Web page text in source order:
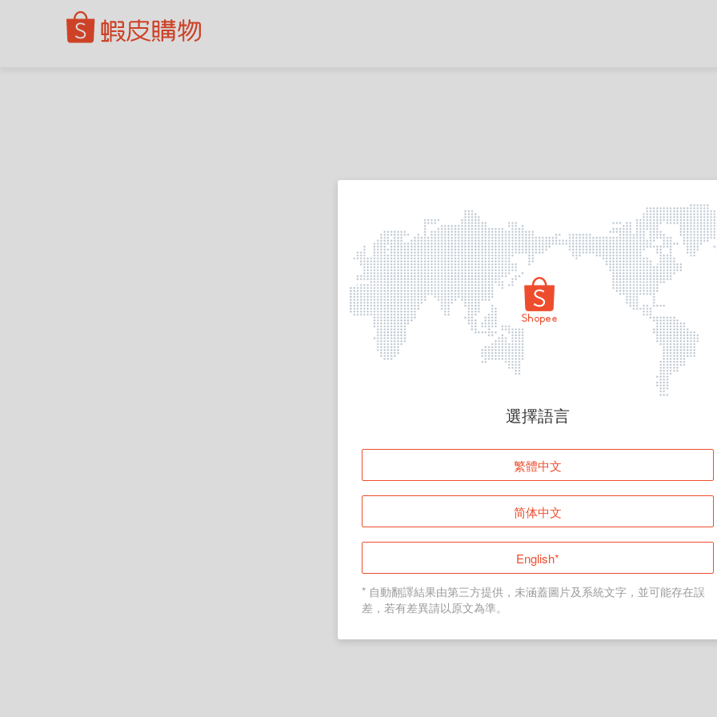
頁面無法顯示
登入
返回首頁
選擇語言
繁體中文
简体中文
English*
* 自動翻譯結果由第三方提供，未涵蓋圖片及系統文字，並可能存在誤
差，若有差異請以原文為準。